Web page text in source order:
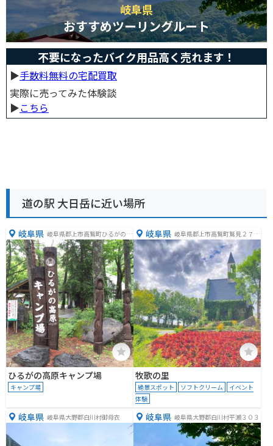
岐阜県
おすすめツーリングルート
不要になったバイク用品高く売れます！
▶︎手数料無料の宅配買取
実際に売ってみた体験談
▶︎こちら
道の駅 大日岳に近い場所
岐阜県 岐阜県郡上市高鷲町ひるがの４
７１４−２
ひるがの高原キャンプ場
キャンプ場
岐阜県 岐阜県郡上市高鷲町鷲見２７５
６−２
牧歌の里
絶景スポット ソフトクリーム
イベント
体験
岐阜県 岐阜県大野郡白川村御母衣 岐阜県 岐阜県大野郡白川村平瀬３０３